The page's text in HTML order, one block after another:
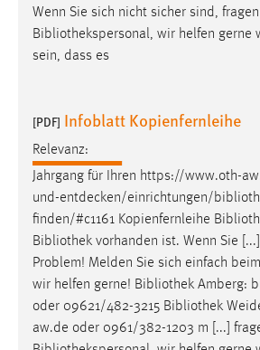
Wenn Sie sich nicht sicher sind,
Bibliothekspersonal, wir helfen gerne
sein, dass es
[PDF] Infoblatt Kopienfernleihe
Relevanz:
Jahrgang für Ihren https://www.oth-
und-entdecken/einrichtungen/
finden/#c1161 Kopienfernleihe
Bibliothek vorhanden ist. Wenn Sie
Problem! Melden Sie sich einfach beim
wir helfen gerne! Bibliothek Amberg:
oder 09621/482-3215 Bibliothek
aw.de oder 0961/382-1203 m [...]